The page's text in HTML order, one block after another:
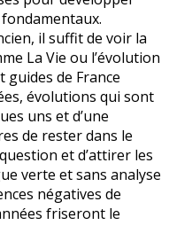
il suffit de voir la
La Vie ou l’évolution
guides de France
évolutions qui sont
uns et d’une
de rester dans le
et d’attirer les
verte et sans analyse
négatives de
friseront le